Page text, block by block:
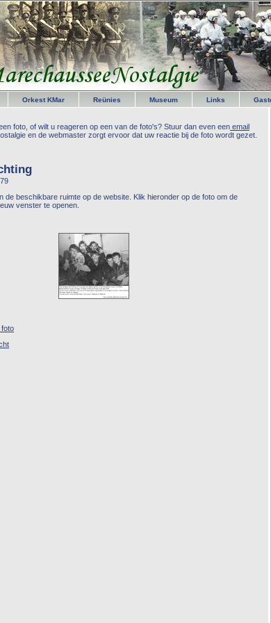
Orkest KMar Reünies Museum Links
foto, of wilt u reageren op een van de foto's? Stuur dan even een email
en de webmaster zorgt ervoor dat uw reactie bij de foto wordt gezet.
de beschikbare ruimte op de website. Klik hieronder op de foto om de
venster te openen.
foto